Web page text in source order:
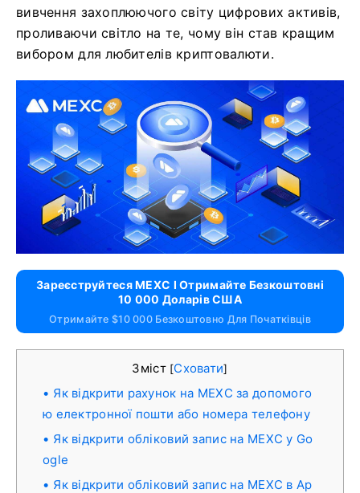
вивчення захоплюючого світу цифрових активів,
проливаючи світло на те, чому він став кращим
вибором для любителів криптовалюти.
Зареєструйтеся MEXC І Отримайте Безкоштовні
10 000 Доларів США
Отримайте $10 000 Безкоштовно Для Початківців
Зміст [Сховати]
Як відкрити рахунок на MEXC за допомого
ю електронної пошти або номера телефону
Як відкрити обліковий запис на MEXC у Go
ogle
Як відкрити обліковий запис на MEXC в Ap